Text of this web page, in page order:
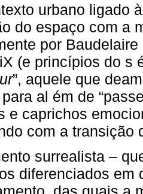
urbano ligado
do espaço com a
por
(e princípios do s
”, aquele que
al ém de
e caprichos
com a transição
surrealista –
diferenciados